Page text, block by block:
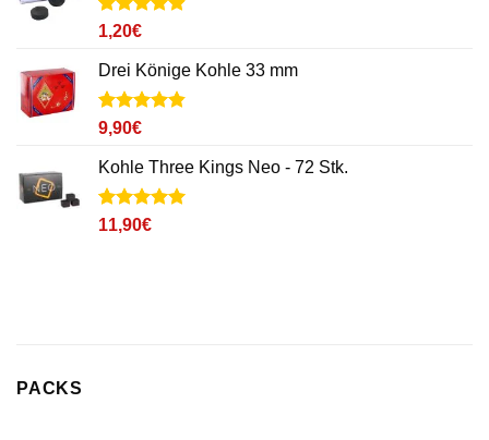
Noté4.9
sur 5 basé
sur
10
notations
client
1,20€
Drei Könige Kohle 33 mm
Noté4.8
sur 5 basé
sur
21
notations
client
9,90€
Kohle Three Kings Neo - 72 Stk.
Noté5sur
5 basé sur
2
11,90€
PACKS